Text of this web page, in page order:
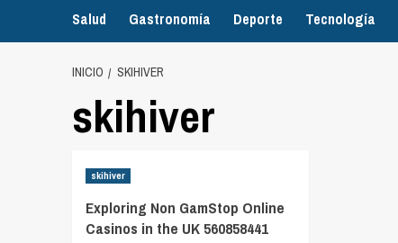
Salud Gastronomía Deporte Tecnología
INICIO SKIHIVER
skihiver
skihiver
Exploring Non GamStop Online
Casinos in the UK 560858441